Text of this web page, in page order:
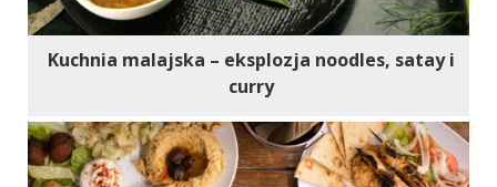
Kuchnia malajska – eksplozja noodles, satay i
curry